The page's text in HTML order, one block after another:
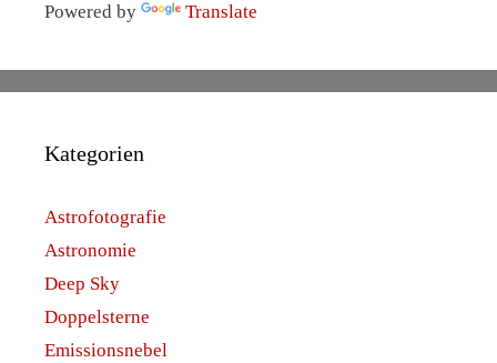
Powered by Translate
Kategorien
Astrofotografie
Astronomie
Deep Sky
Doppelsterne
Emissionsnebel